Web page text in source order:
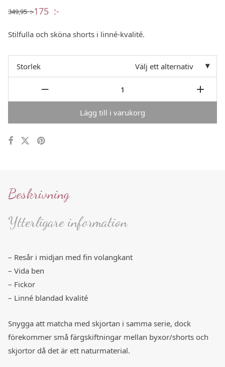
349,95:-
Det
var:
175 :-
Det
är:
Stilfulla och sköna shorts i linné-kvalité.
Storlek Välj ett alternativ
Lägg till i varukorg
Beskrivning
Ytterligare information
– Resår i midjan med fin volangkant
– Vida ben
– Fickor
– Linné blandad kvalité
Snygga att matcha med skjortan i samma serie, dock
förekommer små färgskiftningar mellan byxor/shorts och
skjortor då det är ett naturmaterial.